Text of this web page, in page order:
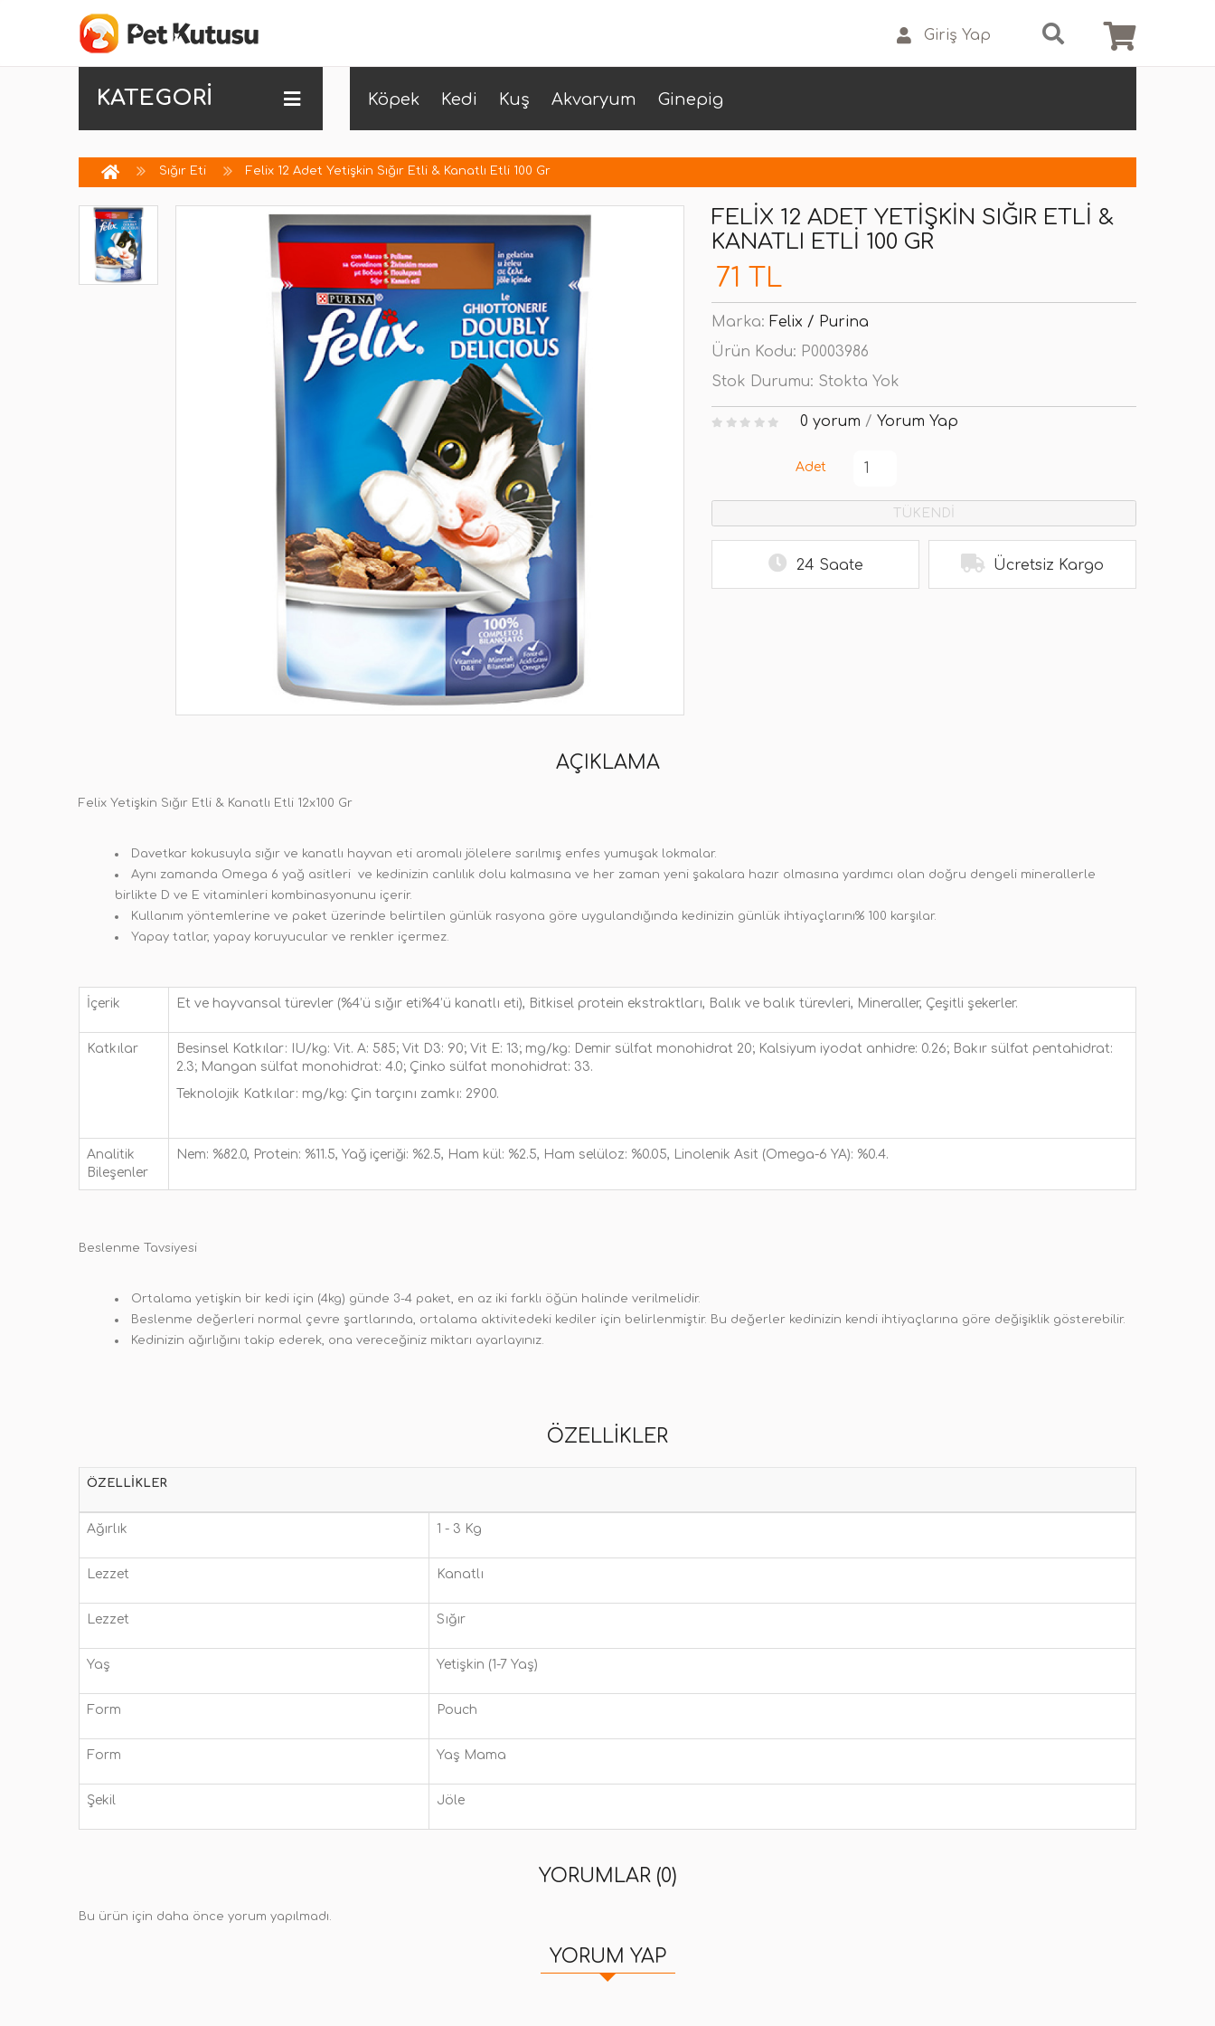
Giriş Yap
KATEGORİ Köpek Kedi Kuş Akvaryum Ginepig
Sığır Eti Felix 12 Adet Yetişkin Sığır Etli & Kanatlı Etli 100 Gr
FELIX 12 ADET YETIŞKIN SIĞIR ETLI &
KANATLI ETLI 100 GR
71 TL
Marka: Felix / Purina
Ürün Kodu: P0003986
Stok Durumu: Stokta Yok
0 yorum / Yorum Yap
Adet
TÜKENDİ
24 Saate Ücretsiz Kargo
AÇIKLAMA
Felix Yetişkin Sığır Etli & Kanatlı Etli 12x100 Gr
Davetkar kokusuyla sığır ve kanatlı hayvan eti aromalı jölelere sarılmış enfes yumuşak lokmalar.
Aynı zamanda Omega 6 yağ asitleri ve kedinizin canlılık dolu kalmasına ve her zaman yeni şakalara hazır olmasına yardımcı olan doğru dengeli minerallerle
birlikte D ve E vitaminleri kombinasyonunu içerir.
Kullanım yöntemlerine ve paket üzerinde belirtilen günlük rasyona göre uygulandığında kedinizin günlük ihtiyaçlarını% 100 karşılar.
Yapay tatlar, yapay koruyucular ve renkler içermez.
İçerik Et ve hayvansal türevler (%4’ü sığır eti%4’ü kanatlı eti), Bitkisel protein ekstraktları, Balık ve balık türevleri, Mineraller, Çeşitli şekerler.
Katkılar
Besinsel Katkılar: IU/kg: Vit. A: 585; Vit D3: 90; Vit E: 13; mg/kg: Demir sülfat monohidrat 20; Kalsiyum iyodat anhidre: 0.26; Bakır sülfat pentahidrat:
2.3; Mangan sülfat monohidrat: 4.0; Çinko sülfat monohidrat: 33.
Teknolojik Katkılar: mg/kg: Çin tarçını zamkı: 2900.
Analitik
Bileşenler
Nem: %82.0, Protein: %11.5, Yağ içeriği: %2.5, Ham kül: %2.5, Ham selüloz: %0.05, Linolenik Asit (Omega-6 YA): %0.4.
Beslenme Tavsiyesi
Ortalama yetişkin bir kedi için (4kg) günde 3-4 paket, en az iki farklı öğün halinde verilmelidir.
Beslenme değerleri normal çevre şartlarında, ortalama aktivitedeki kediler için belirlenmiştir. Bu değerler kedinizin kendi ihtiyaçlarına göre değişiklik gösterebilir.
Kedinizin ağırlığını takip ederek, ona vereceğiniz miktarı ayarlayınız.
ÖZELLIKLER
ÖZELLIKLER
Ağırlık 1 - 3 Kg
Lezzet Kanatlı
Lezzet Sığır
Yaş Yetişkin (1-7 Yaş)
Form Pouch
Form Yaş Mama
Şekil Jöle
YORUMLAR (0)
Bu ürün için daha önce yorum yapılmadı.
YORUM YAP